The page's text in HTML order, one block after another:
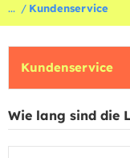
... Kundenservice
Kundenservice
Wie lang sind die